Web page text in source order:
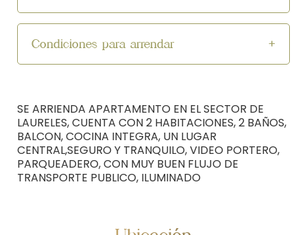
Condiciones para arrendar
SE ARRIENDA APARTAMENTO EN EL SECTOR DE
LAURELES, CUENTA CON 2 HABITACIONES, 2 BAÑOS,
BALCON, COCINA INTEGRA, UN LUGAR
CENTRAL,SEGURO Y TRANQUILO, VIDEO PORTERO,
PARQUEADERO, CON MUY BUEN FLUJO DE
TRANSPORTE PUBLICO, ILUMINADO